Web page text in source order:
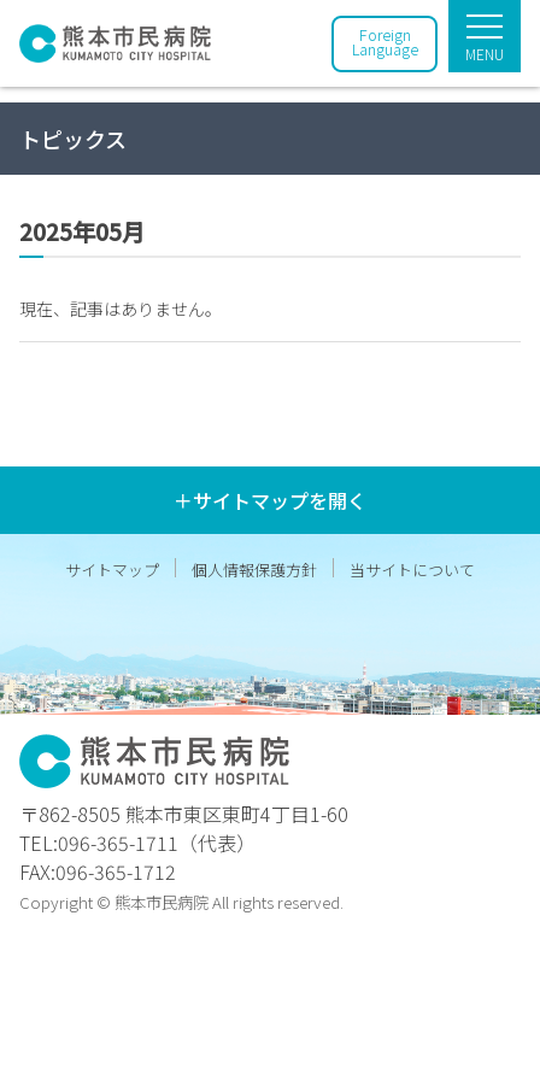
Foreign
Language MENU
トピックス
2025年05月
現在、記事はありません。
＋サイトマップを開く
サイトマップ 個人情報保護方針 当サイトについて
〒862-8505 熊本市東区東町4丁目1-60
TEL:096-365-1711（代表）
FAX:096-365-1712
Copyright © 熊本市民病院 All rights reserved.